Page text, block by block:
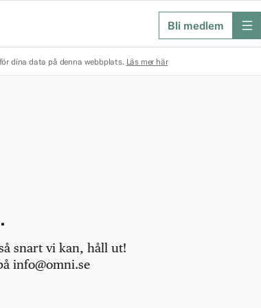
Bli medlem
dina data på denna webbplats. Läs mer här
snart vi kan, håll ut!
info@omni.se